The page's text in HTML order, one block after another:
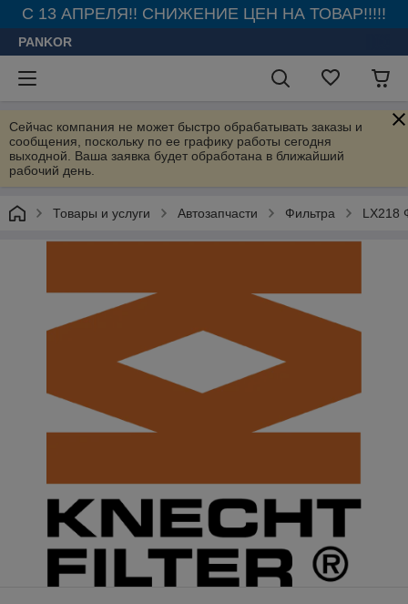
С 13 АПРЕЛЯ!! СНИЖЕНИЕ ЦЕН НА ТОВАР!!!!!
PANKOR
Сейчас компания не может быстро обрабатывать заказы и
сообщения, поскольку по ее графику работы сегодня
выходной. Ваша заявка будет обработана в ближайший
рабочий день.
Товары и услуги Автозапчасти Фильтра LX218